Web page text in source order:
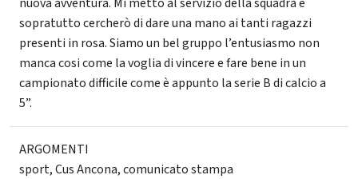
sopratutto cercherò di dare una mano ai tanti ragazzi
presenti in rosa. Siamo un bel gruppo l’entusiasmo non
manca cosi come la voglia di vincere e fare bene in un
campionato difficile come è appunto la serie B di calcio a
5”.
ARGOMENTI
sport,Cus Ancona,comunicato stampa